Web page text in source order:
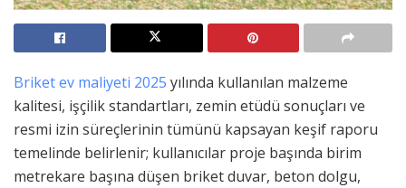
Briket ev maliyeti 2025 yılında kullanılan malzeme
kalitesi, işçilik standartları, zemin etüdü sonuçları ve
resmi izin süreçlerinin tümünü kapsayan keşif raporu
temelinde belirlenir; kullanıcılar proje başında birim
metrekare başına düşen briket duvar, beton dolgu,